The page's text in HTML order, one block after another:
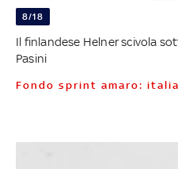
8/18
Il finlandese Helner scivola
Pasini
Fondo sprint amaro: